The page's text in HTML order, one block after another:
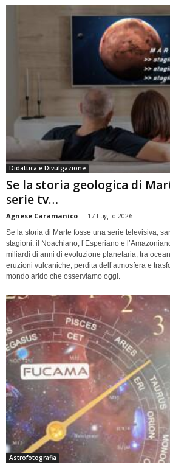
Didattica e Divulgazione
Se la storia geologica di
serie tv…
Agnese Caramanico - 17 Luglio 2026
Se la storia di Marte fosse una serie televisiva,
stagioni: il Noachiano, l’Esperiano e
miliardi di anni di evoluzione planetaria, tra
eruzioni vulcaniche, perdita dell’atmosfera e
mondo arido che osserviamo oggi.
Astrofotografia